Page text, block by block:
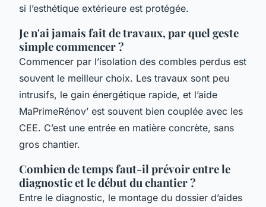
si l’esthétique extérieure est protégée.
Je n'ai jamais fait de travaux, par quel geste
simple commencer ?
Commencer par l’isolation des combles perdus est
souvent le meilleur choix. Les travaux sont peu
intrusifs, le gain énergétique rapide, et l’aide
MaPrimeRénov’ est souvent bien couplée avec les
CEE. C’est une entrée en matière concrète, sans
gros chantier.
Combien de temps faut-il prévoir entre le
diagnostic et le début du chantier ?
Entre le diagnostic, le montage du dossier d’aides